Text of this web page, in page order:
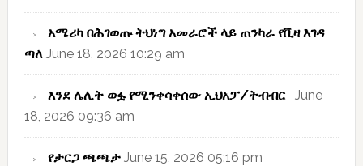
አሜሪካ በሕገወጡ ትህነግ አመራሮች ላይ ጠንካራ የቪዛ እገዳ
ጣለ June 18, 2026 10:29 am
እንደ ሌሊት ወፏ የሚንቀሳቀሰው ኢህአፓ/ትብብር June
18, 2026 09:36 am
የታርጋ ጫጫታ June 15, 2026 05:16 pm